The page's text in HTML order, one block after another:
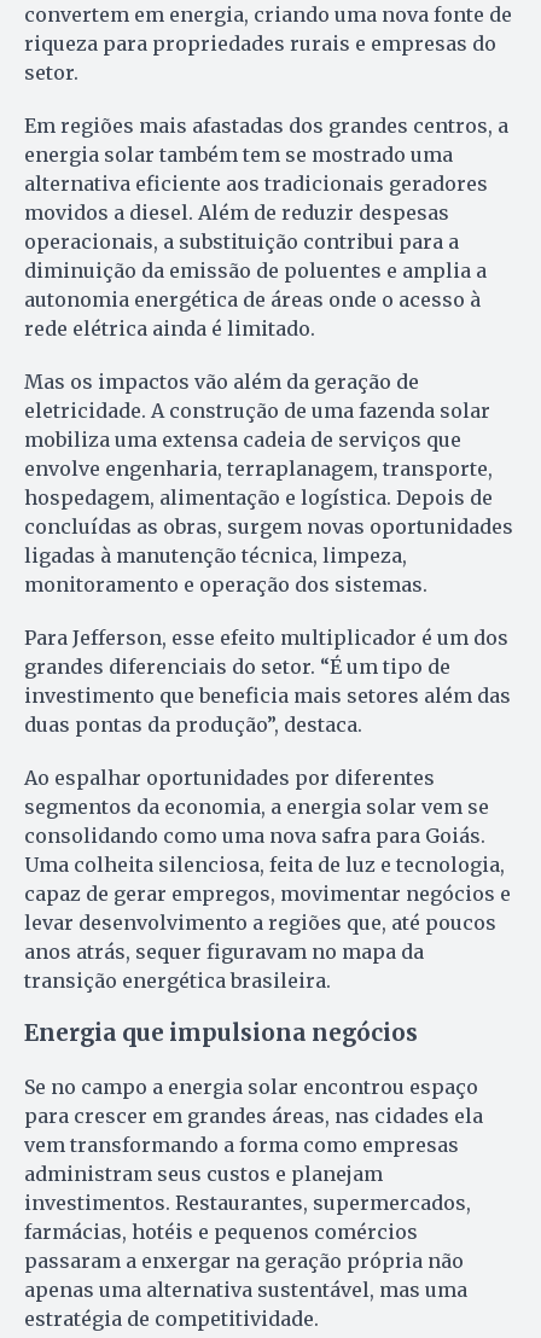
convertem em energia, criando uma nova fonte de
riqueza para propriedades rurais e empresas do
setor.
Em regiões mais afastadas dos grandes centros, a
energia solar também tem se mostrado uma
alternativa eficiente aos tradicionais geradores
movidos a diesel. Além de reduzir despesas
operacionais, a substituição contribui para a
diminuição da emissão de poluentes e amplia a
autonomia energética de áreas onde o acesso à
rede elétrica ainda é limitado.
Mas os impactos vão além da geração de
eletricidade. A construção de uma fazenda solar
mobiliza uma extensa cadeia de serviços que
envolve engenharia, terraplanagem, transporte,
hospedagem, alimentação e logística. Depois de
concluídas as obras, surgem novas oportunidades
ligadas à manutenção técnica, limpeza,
monitoramento e operação dos sistemas.
Para Jefferson, esse efeito multiplicador é um dos
grandes diferenciais do setor. “É um tipo de
investimento que beneficia mais setores além das
duas pontas da produção”, destaca.
Ao espalhar oportunidades por diferentes
segmentos da economia, a energia solar vem se
consolidando como uma nova safra para Goiás.
Uma colheita silenciosa, feita de luz e tecnologia,
capaz de gerar empregos, movimentar negócios e
levar desenvolvimento a regiões que, até poucos
anos atrás, sequer figuravam no mapa da
transição energética brasileira.
Energia que impulsiona negócios
Se no campo a energia solar encontrou espaço
para crescer em grandes áreas, nas cidades ela
vem transformando a forma como empresas
administram seus custos e planejam
investimentos. Restaurantes, supermercados,
farmácias, hotéis e pequenos comércios
passaram a enxergar na geração própria não
apenas uma alternativa sustentável, mas uma
estratégia de competitividade.